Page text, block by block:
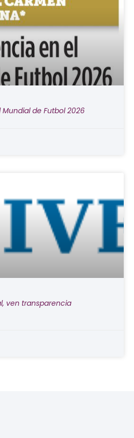
de Futbol 2026
ven transparencia